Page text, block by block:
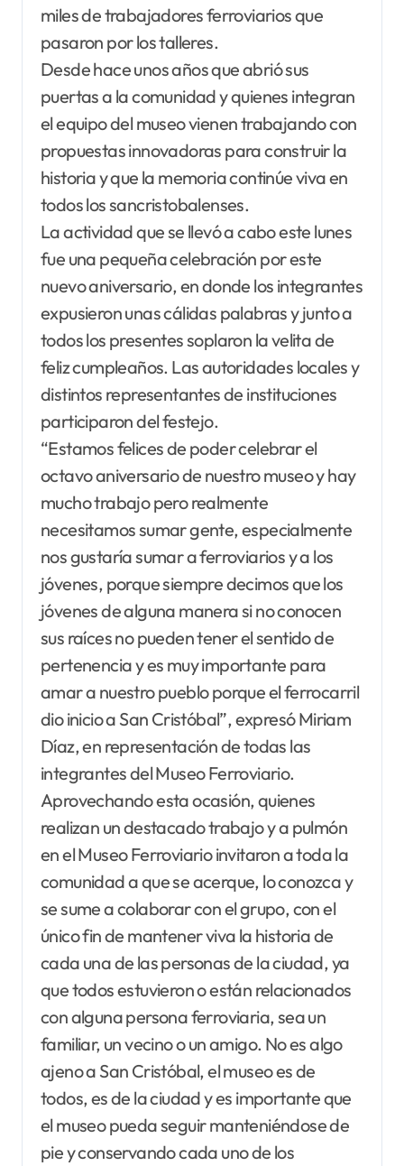
miles de trabajadores ferroviarios que
pasaron por los talleres.
Desde hace unos años que abrió sus
puertas a la comunidad y quienes integran
el equipo del museo vienen trabajando con
propuestas innovadoras para construir la
historia y que la memoria continúe viva en
todos los sancristobalenses.
La actividad que se llevó a cabo este lunes
fue una pequeña celebración por este
nuevo aniversario, en donde los integrantes
expusieron unas cálidas palabras y junto a
todos los presentes soplaron la velita de
feliz cumpleaños. Las autoridades locales y
distintos representantes de instituciones
participaron del festejo.
“Estamos felices de poder celebrar el
octavo aniversario de nuestro museo y hay
mucho trabajo pero realmente
necesitamos sumar gente, especialmente
nos gustaría sumar a ferroviarios y a los
jóvenes, porque siempre decimos que los
jóvenes de alguna manera si no conocen
sus raíces no pueden tener el sentido de
pertenencia y es muy importante para
amar a nuestro pueblo porque el ferrocarril
dio inicio a San Cristóbal”, expresó Miriam
Díaz, en representación de todas las
integrantes del Museo Ferroviario.
Aprovechando esta ocasión, quienes
realizan un destacado trabajo y a pulmón
en el Museo Ferroviario invitaron a toda la
comunidad a que se acerque, lo conozca y
se sume a colaborar con el grupo, con el
único fin de mantener viva la historia de
cada una de las personas de la ciudad, ya
que todos estuvieron o están relacionados
con alguna persona ferroviaria, sea un
familiar, un vecino o un amigo. No es algo
ajeno a San Cristóbal, el museo es de
todos, es de la ciudad y es importante que
el museo pueda seguir manteniéndose de
pie y conservando cada uno de los